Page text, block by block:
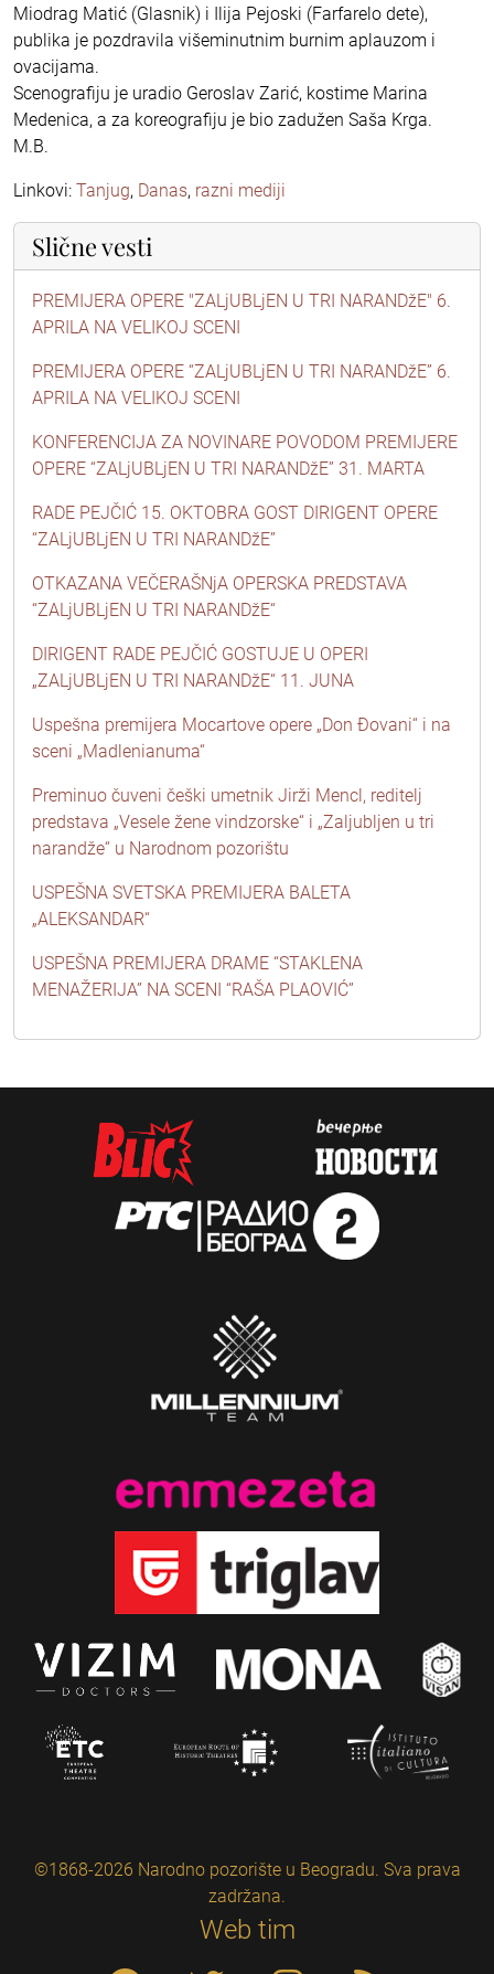
Miodrag Matić (Glasnik) i Ilija Pejoski (Farfarelo dete),
publika je pozdravila višeminutnim burnim aplauzom i
ovacijama.
Scenografiju je uradio Geroslav Zarić, kostime Marina
Medenica, a za koreografiju je bio zadužen Saša Krga.
M.B.
Linkovi: Tanjug, Danas, razni mediji
Slične vesti
PREMIJERA OPERE "ZALjUBLjEN U TRI NARANDžE" 6.
APRILA NA VELIKOJ SCENI
PREMIJERA OPERE “ZALjUBLjEN U TRI NARANDžE” 6.
APRILA NA VELIKOJ SCENI
KONFERENCIJA ZA NOVINARE POVODOM PREMIJERE
OPERE “ZALjUBLjEN U TRI NARANDžE” 31. MARTA
RADE PEJČIĆ 15. OKTOBRA GOST DIRIGENT OPERE
“ZALjUBLjEN U TRI NARANDžE”
OTKAZANA VEČERAŠNjA OPERSKA PREDSTAVA
“ZALjUBLjEN U TRI NARANDžE“
DIRIGENT RADE PEJČIĆ GOSTUJE U OPERI
„ZALjUBLjEN U TRI NARANDžE“ 11. JUNA
Uspešna premijera Mocartove opere „Don Đovani“ i na
sceni „Madlenianuma“
Preminuo čuveni češki umetnik Jirži Mencl, reditelj
predstava „Vesele žene vindzorske“ i „Zaljubljen u tri
narandže“ u Narodnom pozorištu
USPEŠNA SVETSKA PREMIJERA BALETA
„ALEKSANDAR“
USPEŠNA PREMIJERA DRAME “STAKLENA
MENAŽERIJA” NA SCENI “RAŠA PLAOVIĆ”
©1868-2026 Narodno pozorište u Beogradu. Sva prava
zadržana.
Web tim